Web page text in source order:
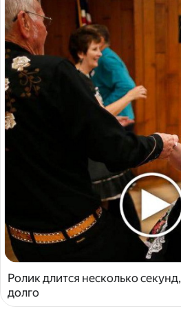
Ролик длится несколько
долго